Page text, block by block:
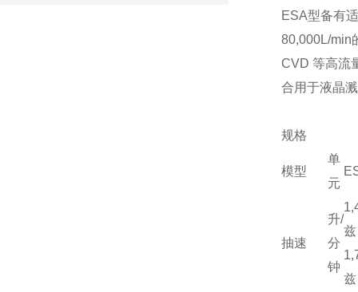
ESA型备有
80,000L/min
CVD 等高流
合用于液晶
规格
模型
单
元
抽速
升/
分
钟